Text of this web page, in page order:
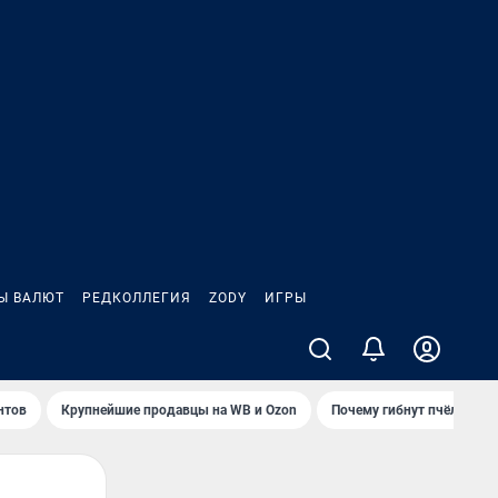
ВАЛЮТ РЕДКОЛЛЕГИЯ ZODY ИГРЫ
Крупнейшие продавцы на WB и Ozon Почему гибнут пчёлы?